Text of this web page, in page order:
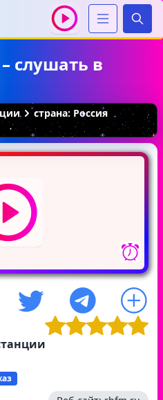
слушать в
страна: Россия